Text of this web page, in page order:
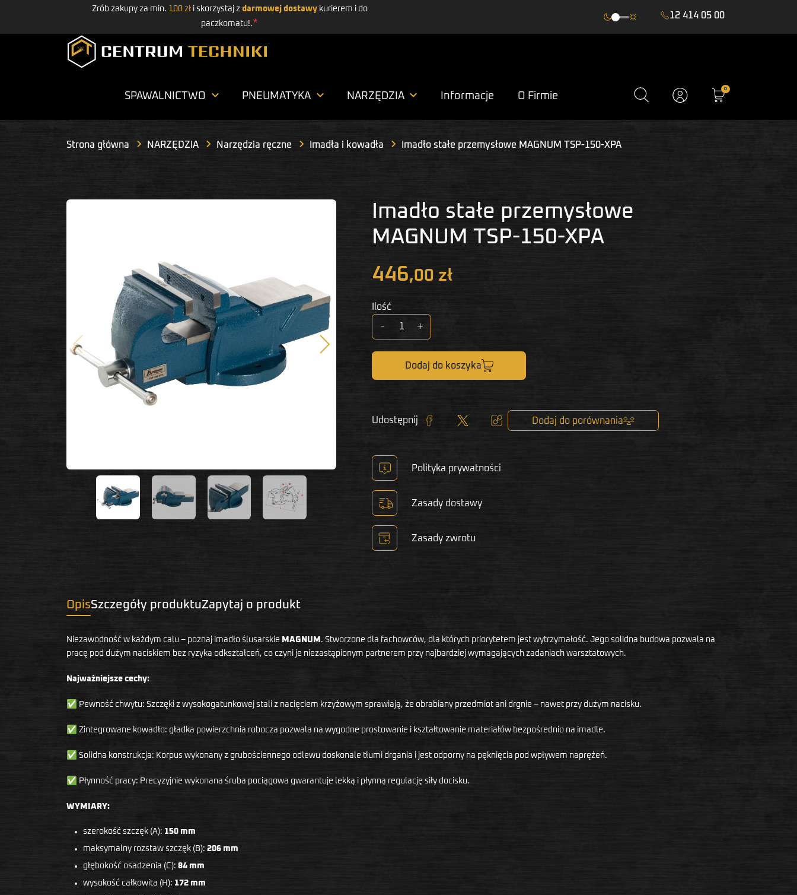
Zrób zakupy za min. 100 złi skorzystaj z darmowej dostawykurierem i do
paczkomatu!.*
12 414 05 00
SPAWALNICTWO  PNEUMATYKA  NARZĘDZIA  Informacje O Firmie
0
Strona główna NARZĘDZIA Narzędzia ręczne Imadła i kowadła Imadło stałe przemysłowe MAGNUM TSP-150-XPA
Poprzedni Następny
Imadło stałe przemysłowe
MAGNUM TSP-150-XPA
446,00 zł
Ilość
- +
Dodaj do koszyka
Udostępnij
Kopiuj link
Dodaj do porównania
Polityka prywatności
Zasady dostawy
Zasady zwrotu
OpisSzczegóły produktuZapytaj o produkt
Niezawodność w każdym calu – poznaj imadło ślusarskie MAGNUM . Stworzone dla fachowców, dla których priorytetem jest wytrzymałość. Jego solidna budowa pozwala na
pracę pod dużym naciskiem bez ryzyka odkształceń, co czyni je niezastąpionym partnerem przy najbardziej wymagających zadaniach warsztatowych.
Najważniejsze cechy:
✅ Pewność chwytu: Szczęki z wysokogatunkowej stali z nacięciem krzyżowym sprawiają, że obrabiany przedmiot ani drgnie – nawet przy dużym nacisku.
✅ Zintegrowane kowadło: gładka powierzchnia robocza pozwala na wygodne prostowanie i kształtowanie materiałów bezpośrednio na imadle.
✅ Solidna konstrukcja: Korpus wykonany z grubościennego odlewu doskonale tłumi drgania i jest odporny na pęknięcia pod wpływem naprężeń.
✅ Płynność pracy: Precyzyjnie wykonana śruba pociągowa gwarantuje lekką i płynną regulację siły docisku.
WYMIARY:
szerokość szczęk (A): 150 mm
maksymalny rozstaw szczęk (B): 206 mm
głębokość osadzenia (C): 84 mm
wysokość całkowita (H): 172 mm